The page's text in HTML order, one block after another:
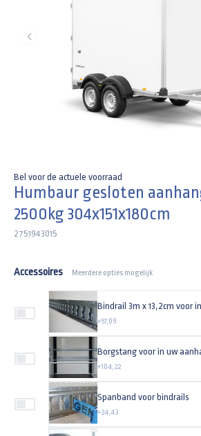
Bel voor de actuele voorraad
Humbaur gesloten
2500kg 304x151x180cm
2751943015
Accessoires Meerdere opties mogelijk
+57,09
+104,22
Spanband voor bindrails
+24,43